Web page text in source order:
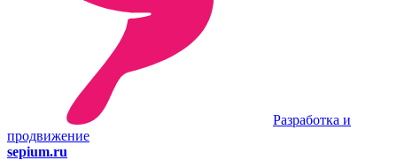
Разработка и
продвижение
sepium.ru